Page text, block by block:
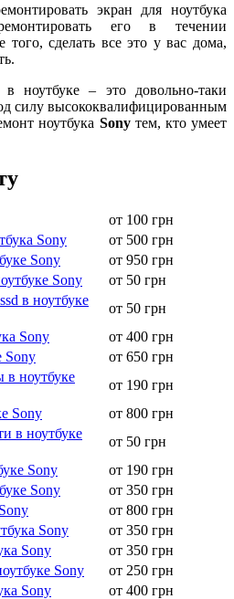
экран для ноутбука
его в течении
сделать все это у вас дома,
ноутбуке – это довольно-таки
силу высококвалифицированным
ноутбука Sonyтем, кто умеет
от 100 грн
Sony
от 500 грн
Sony
от 950 грн
Sony
от 50 грн
в ноутбуке
от 50 грн
Sony
от 400 грн
Sony
от 650 грн
в ноутбуке
от 190 грн
Sony
от 800 грн
в ноутбуке
от 50 грн
Sony
от 190 грн
Sony
от 350 грн
от 800 грн
Sony
от 350 грн
Sony
от 350 грн
Sony
от 250 грн
Sony
от 400 грн